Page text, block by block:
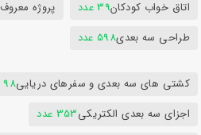
اتاق خواب کودکان39 عدد پروژه معروف
طراحی سه بعدی598 عدد
کشتی های سه بعدی و سفرهای دریایی98 عدد
اجزای سه بعدی الکتریکی353 عدد